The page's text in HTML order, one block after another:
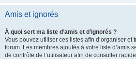
Amis et ignorés
À quoi sert ma liste d’amis et d’ignorés ?
Vous pouvez utiliser ces listes afin d’organiser et
forum. Les membres ajoutés à votre liste d’amis
de contrôle de l’utilisateur afin de consulter